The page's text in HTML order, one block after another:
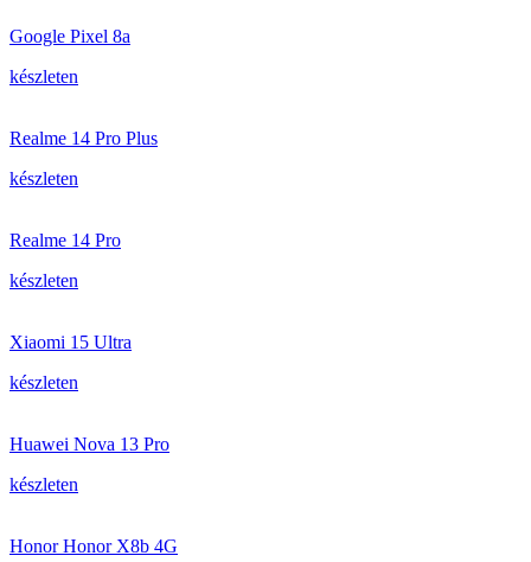
Google Pixel 8a
készleten
Realme 14 Pro Plus
készleten
Realme 14 Pro
készleten
Xiaomi 15 Ultra
készleten
Huawei Nova 13 Pro
készleten
Honor Honor X8b 4G